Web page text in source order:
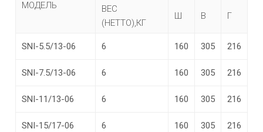
МОДЕЛЬ
ВЕС
(НЕТТО),КГ
Ш В Г
SNI-5.5/13-06 6 160 305 216
SNI-7.5/13-06 6 160 305 216
SNI-11/13-06 6 160 305 216
SNI-15/17-06 6 160 305 216